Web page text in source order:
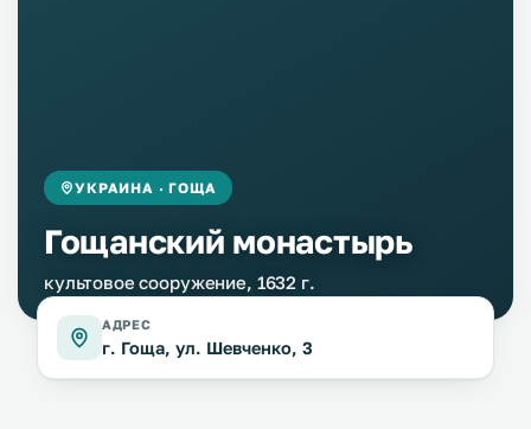
УКРАИНА · ГОЩА
Гощанский монастырь
культовое сооружение, 1632 г.
АДРЕС
г. Гоща, ул. Шевченко, 3